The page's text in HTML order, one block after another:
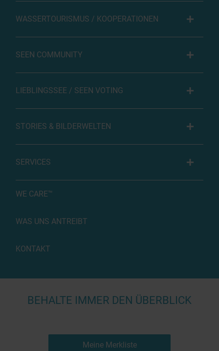
WASSERTOURISMUS / KOOPERATIONEN
SEEN COMMUNITY
LIEBLINGSSEE / SEEN VOTING
STORIES & BILDERWELTEN
SERVICES
WE CARE™
WAS UNS ANTREIBT
KONTAKT
BEHALTE IMMER DEN ÜBERBLICK
Meine Merkliste